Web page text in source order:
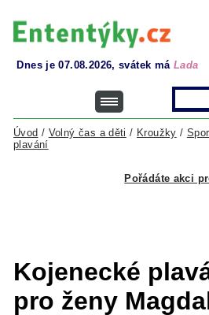
Dnes je 07.08.2026, svátek má Lada
Úvod / Volný čas a děti / Kroužky /
plavání
Pořádáte akci
Kojenecké
pro ženy